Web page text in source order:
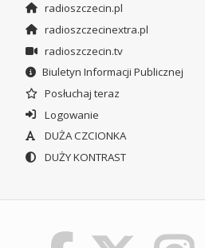
radioszczecin.pl
radioszczecinextra.pl
radioszczecin.tv
Biuletyn Informacji Publicznej
Posłuchaj teraz
Logowanie
DUŻA CZCIONKA
DUŻY KONTRAST